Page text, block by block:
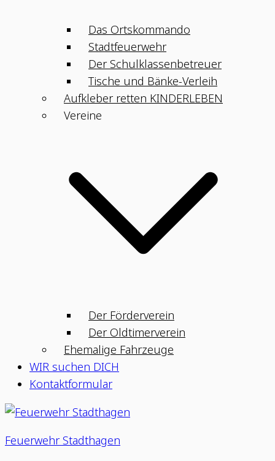
Das Ortskommando
Stadtfeuerwehr
Der Schulklassenbetreuer
Tische und Bänke-Verleih
Aufkleber retten KINDERLEBEN
Vereine
Der Förderverein
Der Oldtimerverein
Ehemalige Fahrzeuge
WIR suchen DICH
Kontaktformular
Feuerwehr Stadthagen